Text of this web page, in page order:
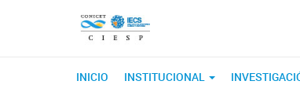
INICIO INSTITUCIONAL